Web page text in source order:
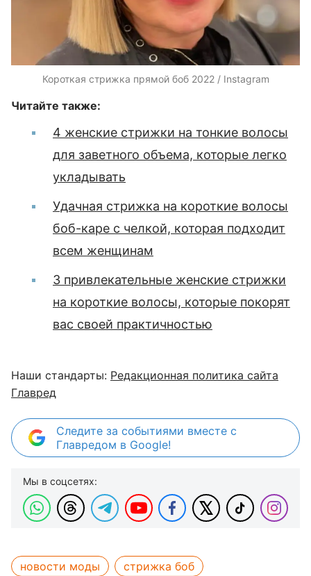
Короткая стрижка прямой боб 2022 / Instagram
Читайте также:
4 женские стрижки на тонкие волосы
для заветного объема, которые легко
укладывать
Удачная стрижка на короткие волосы
боб-каре с челкой, которая подходит
всем женщинам
3 привлекательные женские стрижки
на короткие волосы, которые покорят
вас своей практичностью
Наши стандарты: Редакционная политика сайта
Главред
Следите за событиями вместе с
Главредом в Google!
Мы в соцсетях:
новости моды
стрижка боб